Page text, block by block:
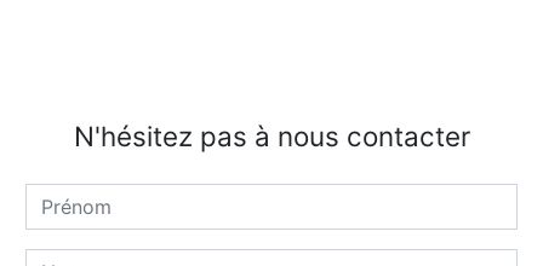
N'hésitez pas à nous contacter